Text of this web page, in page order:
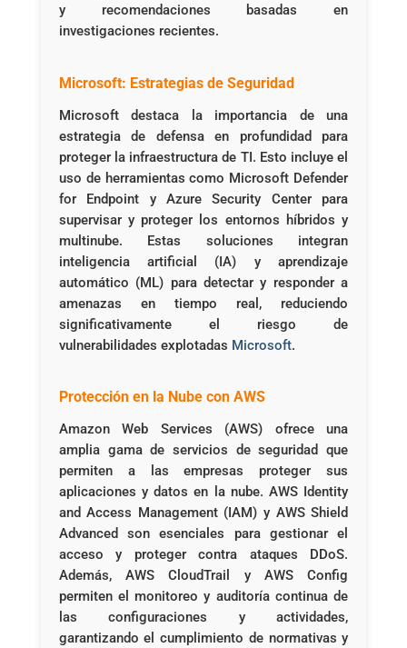
y recomendaciones basadas en
investigaciones recientes.
Microsoft: Estrategias de Seguridad
Microsoft destaca la importancia de una
estrategia de defensa en profundidad para
proteger la infraestructura de TI. Esto incluye el
uso de herramientas como Microsoft Defender
for Endpoint y Azure Security Center para
supervisar y proteger los entornos híbridos y
multinube. Estas soluciones integran
inteligencia artificial (IA) y aprendizaje
automático (ML) para detectar y responder a
amenazas en tiempo real, reduciendo
significativamente el riesgo de
vulnerabilidades explotadas ​ Microsoft​.
Protección en la Nube con AWS
Amazon Web Services (AWS) ofrece una
amplia gama de servicios de seguridad que
permiten a las empresas proteger sus
aplicaciones y datos en la nube. AWS Identity
and Access Management (IAM) y AWS Shield
Advanced son esenciales para gestionar el
acceso y proteger contra ataques DDoS.
Además, AWS CloudTrail y AWS Config
permiten el monitoreo y auditoría continua de
las configuraciones y actividades,
garantizando el cumplimiento de normativas y